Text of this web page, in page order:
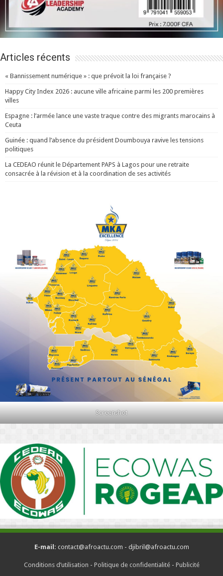
Articles récents
« Bannissement numérique » : que prévoit la loi française ?
Happy City Index 2026 : aucune ville africaine parmi les 200 premières
villes
Espagne : l’armée lance une vaste traque contre des migrants marocains à
Ceuta
Guinée : quand l’absence du président Doumbouya ravive les tensions
politiques
La CEDEAO réunit le Département PAPS à Lagos pour une retraite
consacrée à la révision et à la coordination de ses activités
Screenshot
E-mail: contact@afroactu.com - djibril@afroactu.com
Conditions d’utilisation - Politique de confidentialité- Publicité